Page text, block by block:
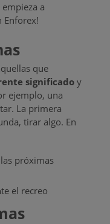
a
Enforex!
que
significadoy
ejemplo, una
La primera
tirar algo. En
próximas
el recreo